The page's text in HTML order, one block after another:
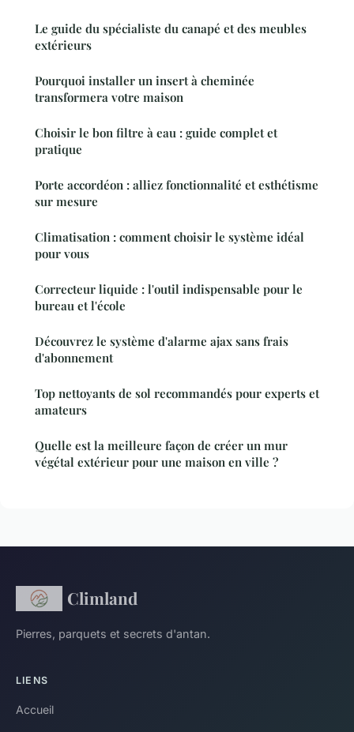
Le guide du spécialiste du canapé et des meubles
extérieurs
Pourquoi installer un insert à cheminée
transformera votre maison
Choisir le bon filtre à eau : guide complet et
pratique
Porte accordéon : alliez fonctionnalité et esthétisme
sur mesure
Climatisation : comment choisir le système idéal
pour vous
Correcteur liquide : l'outil indispensable pour le
bureau et l'école
Découvrez le système d'alarme ajax sans frais
d'abonnement
Top nettoyants de sol recommandés pour experts et
amateurs
Quelle est la meilleure façon de créer un mur
végétal extérieur pour une maison en ville ?
Climland
Pierres, parquets et secrets d'antan.
LIENS
Accueil